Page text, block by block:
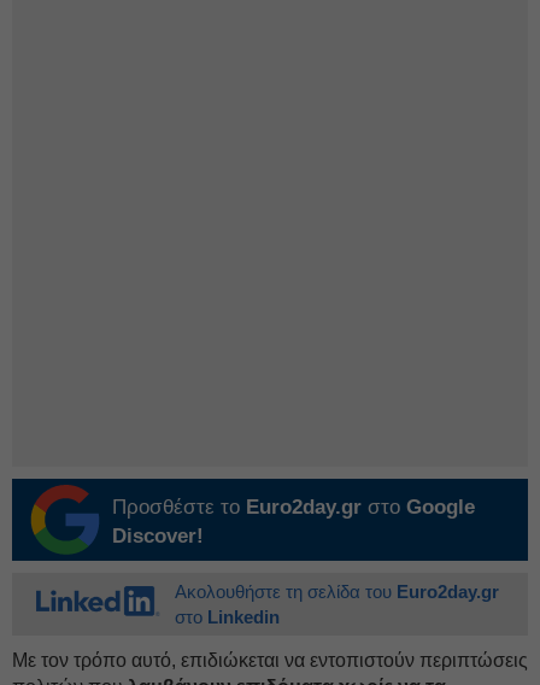
Προσθέστε το Euro2day.gr στο Google
Discover!
Ακολουθήστε τη σελίδα του Euro2day.gr
στο Linkedin
Με τον τρόπο αυτό, επιδιώκεται να εντοπιστούν περιπτώσεις